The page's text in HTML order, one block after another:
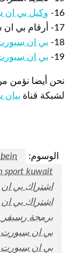
16-
وكيل بي ان
17- أرقام بي ان سبورت الكويت .
18-
بي ان
19-
بي ان
نحن أيضا نؤمن
لشبكة قناة
الوسوم: bein
sport kuwait
اشتراك بي
اشتراك بي ان
برمجة
بي ان سبورت
بي ان سبورت